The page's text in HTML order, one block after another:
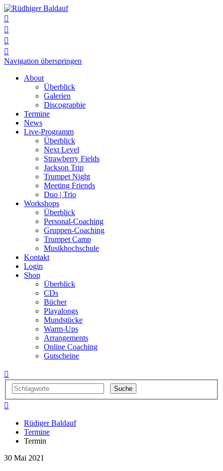




Navigation überspringen
About
Überblick
Galerien
Discographie
Termine
News
Live-Programm
Überblick
Next Level
Strawberry Fields
Jackson Trip
Trumpet Night
Meeting Friends
Duo | Trio
Workshops
Überblick
Personal-Coaching
Gruppen-Coaching
Trumpet Camp
Musikhochschule
Kontakt
Login
Shop
Überblick
CDs
Bücher
Playalongs
Mundstücke
Warm-Ups
Arrangements
Online Coaching
Gutscheine


Rüdiger Baldauf
Termine
Termin
30 Mai 2021